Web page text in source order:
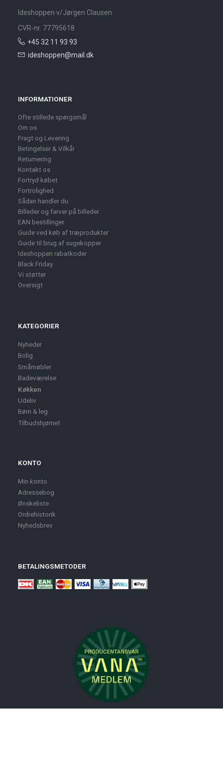
Ideshoppen v/Jørgen Clausen
CVR-nr. 77795618
+45 32 11 93 93
ideshoppen@mail.dk
INFORMATIONER
Ofte stillede spørgsmål
Om os
Fragt og Levering
Betingelser & Vilkår
Returnering
Kontakt os
Fortryd købet
Fortrolighed
Sådan handler du
Billeder og farver på billeder
EAN bestillinger
Guide ved køb af træprodukter
Guide til brug af sugekopper
Ideshoppen rabatkoder
Black Friday
Vi støtter
Oversigt
KATEGORIER
Nyheder
Bolig
Småmøbler
Badeværelse
Køkken
Udeliv
Børn & leg
Tilbudshjørnet
KONTO
Min konto
Adressebog
Ønskeliste
Ordrehistorik
Nyhedsbrev
BETALINGSMETODER